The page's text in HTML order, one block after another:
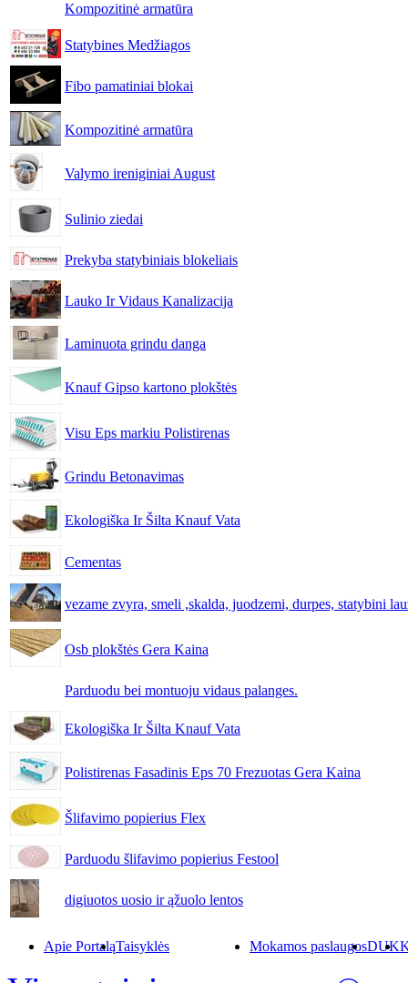
Kompozitinė armatūra
Statybines Medžiagos
Fibo pamatiniai blokai
Kompozitinė armatūra
Valymo ireniginiai August
Sulinio ziedai
Prekyba statybiniais blokeliais
Lauko Ir Vidaus Kanalizacija
Laminuota grindu danga
Knauf Gipso kartono plokštės
Visu Eps markiu Polistirenas
Grindu Betonavimas
Ekologiška Ir Šilta Knauf Vata
Cementas
vezame zvyra, smeli ,skalda, juodzemi, durpes, statybini
Osb plokštės Gera Kaina
Parduodu bei montuoju vidaus palanges.
Ekologiška Ir Šilta Knauf Vata
Polistirenas Fasadinis Eps 70 Frezuotas Gera Kaina
Šlifavimo popierius Flex
Parduodu šlifavimo popierius Festool
digiuotos uosio ir ąžuolo lentos
Apie PortaląTaisyklės Mokamos paslaugosDUK